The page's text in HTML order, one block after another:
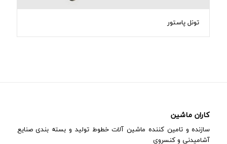
تونل پاستور
کاران ماشین
سازنده و تامین کننده ماشین آلات خطوط تولید و بسته بندی صنایع
آشامیدنی و کنسروی